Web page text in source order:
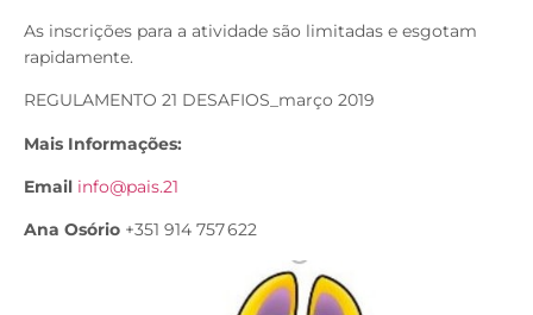
As inscrições para a atividade são limitadas e esgotam
rapidamente.
REGULAMENTO 21 DESAFIOS_março 2019
Mais Informações:
Email info@pais.21
Ana Osório +351 914 757 622